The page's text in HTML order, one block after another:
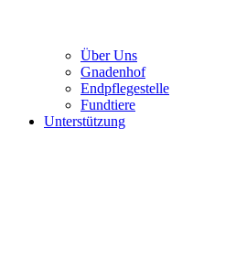
Über Uns
Gnadenhof
Endpflegestelle
Fundtiere
Unterstützung